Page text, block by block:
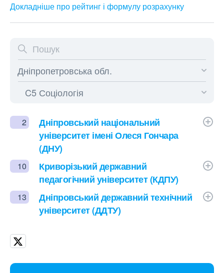
Докладніше про рейтинг і формулу розрахунку
2
Дніпровський національний
університет імені Олеся Гончара
(ДНУ)
10
Криворізький державний
педагогічний університет (КДПУ)
13
Дніпровський державний технічний
університет (ДДТУ)